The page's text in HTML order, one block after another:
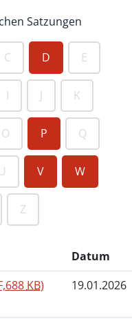
Satzungen
C D E
I J K
O P Q
U V W
Z
Datum
KB) 19.01.2026